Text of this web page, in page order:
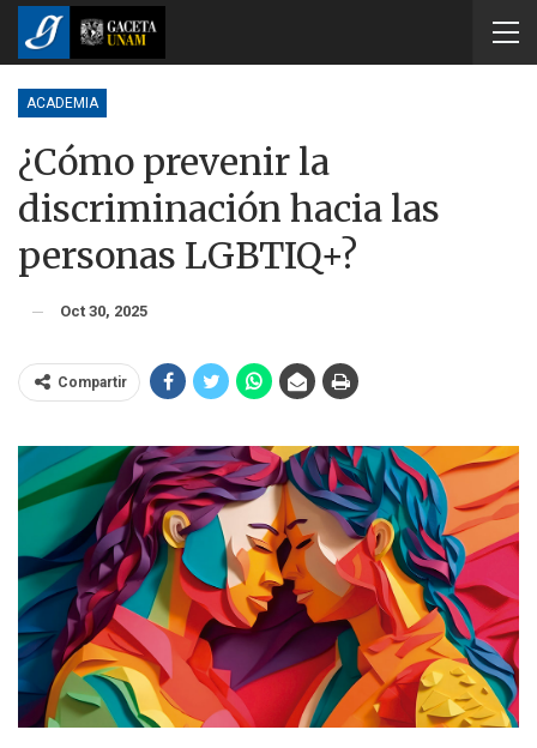
ACADEMIA
¿Cómo prevenir la
discriminación hacia las
personas LGBTIQ+?
Oct 30, 2025
Compartir